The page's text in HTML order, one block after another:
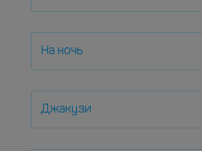
На ночь
Джакузи